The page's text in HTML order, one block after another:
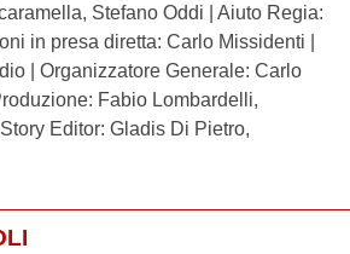
Stefano Oddi | Aiuto Regia:
in presa diretta: Carlo Missidenti |
| Organizzatore Generale: Carlo
Fabio Lombardelli,
Editor: Gladis Di Pietro,